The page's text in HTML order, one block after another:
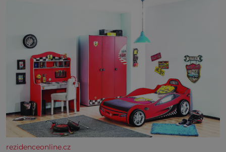
rezidenceonline.cz